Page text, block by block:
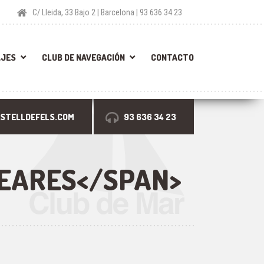
C/ Lleida, 33 Bajo 2 | Barcelona | 93 636 34 23
CLUB DE NAVEGACIÓN CONTACTO
93 636 34 23
SPAN>